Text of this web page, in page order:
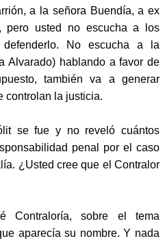
a la señora Buendía, a ex
pero usted no escucha a los
No escucha a la
Alvarado) hablando a favor de
también va a generar
controlan la justicia.
se fue y no reveló cuántos
penal por el caso
¿Usted cree que el Contralor
Contraloría, sobre el tema
aparecía su nombre. Y nada